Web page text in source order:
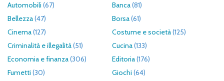
Automobili (67) Banca(81)
Bellezza(47) Borsa(61)
Cinema(127) Costume e società(125)
Criminalità e illegalità(51) Cucina(133)
Economia e finanza(306) Editoria(176)
Fumetti (30) Giochi (64)